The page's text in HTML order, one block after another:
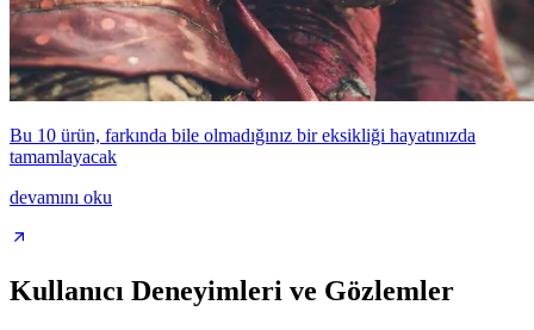
Bu 10 ürün, farkında bile olmadığınız bir eksikliği hayatınızda
tamamlayacak
devamını oku
Kullanıcı Deneyimleri ve Gözlemler